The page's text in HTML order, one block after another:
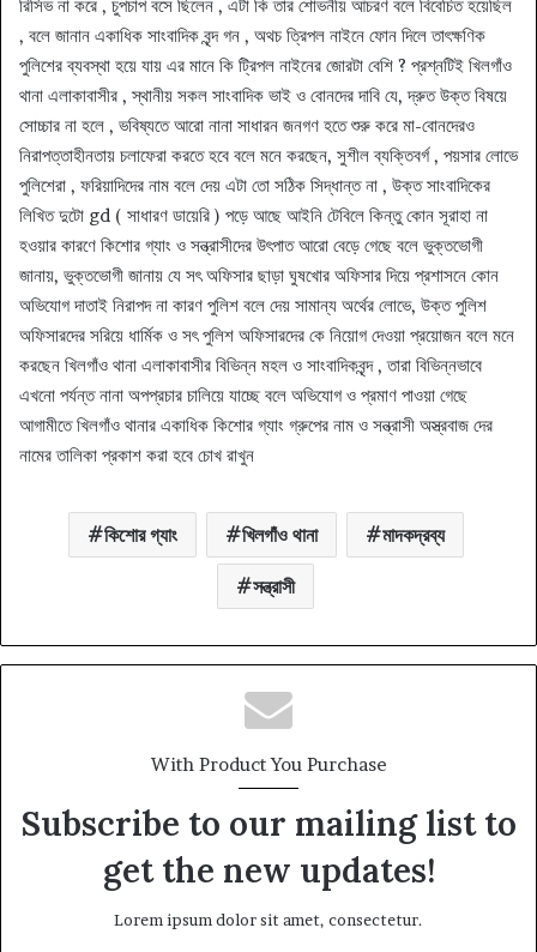
রিসিভ না করে , চুপচাপ বসে ছিলেন , এটা কি তার শোভনীয় আচরণ বলে বিবেচিত হয়েছিল
, বলে জানান একাধিক সাংবাদিক বৃন্দ গন , অথচ ত্রিপল নাইনে ফোন দিলে তাৎক্ষণিক
পুলিশের ব্যবস্থা হয়ে যায় এর মানে কি ট্রিপল নাইনের জোরটা বেশি ? প্রশ্নটিই খিলগাঁও
থানা এলাকাবাসীর , স্থানীয় সকল সাংবাদিক ভাই ও বোনদের দাবি যে, দ্রুত উক্ত বিষয়ে
সোচ্চার না হলে , ভবিষ্যতে আরো নানা সাধারন জনগণ হতে শুরু করে মা-বোনদেরও
নিরাপত্তাহীনতায় চলাফেরা করতে হবে বলে মনে করছেন, সুশীল ব্যক্তিবর্গ , পয়সার লোভে
পুলিশেরা , ফরিয়াদিদের নাম বলে দেয় এটা তো সঠিক সিদ্ধান্ত না , উক্ত সাংবাদিকের
লিখিত দুটো gd ( সাধারণ ডায়েরি ) পড়ে আছে আইনি টেবিলে কিন্তু কোন সূরাহা না
হওয়ার কারণে কিশোর গ্যাং ও সন্ত্রাসীদের উৎপাত আরো বেড়ে গেছে বলে ভুক্তভোগী
জানায়, ভুক্তভোগী জানায় যে সৎ অফিসার ছাড়া ঘুষখোর অফিসার দিয়ে প্রশাসনে কোন
অভিযোগ দাতাই নিরাপদ না কারণ পুলিশ বলে দেয় সামান্য অর্থের লোভে, উক্ত পুলিশ
অফিসারদের সরিয়ে ধার্মিক ও সৎ পুলিশ অফিসারদের কে নিয়োগ দেওয়া প্রয়োজন বলে মনে
করছেন খিলগাঁও থানা এলাকাবাসীর বিভিন্ন মহল ও সাংবাদিকবৃন্দ , তারা বিভিন্নভাবে
এখনো পর্যন্ত নানা অপপ্রচার চালিয়ে যাচ্ছে বলে অভিযোগ ও প্রমাণ পাওয়া গেছে
আগামীতে খিলগাঁও থানার একাধিক কিশোর গ্যাং গ্রুপের নাম ও সন্ত্রাসী অস্ত্রবাজ দের
নামের তালিকা প্রকাশ করা হবে চোখ রাখুন
কিশোর গ্যাং খিলগাঁও থানা মাদকদ্রব্য
সন্ত্রাসী
With Product You Purchase
Subscribe to our mailing list to
get the new updates!
Lorem ipsum dolor sit amet, consectetur.